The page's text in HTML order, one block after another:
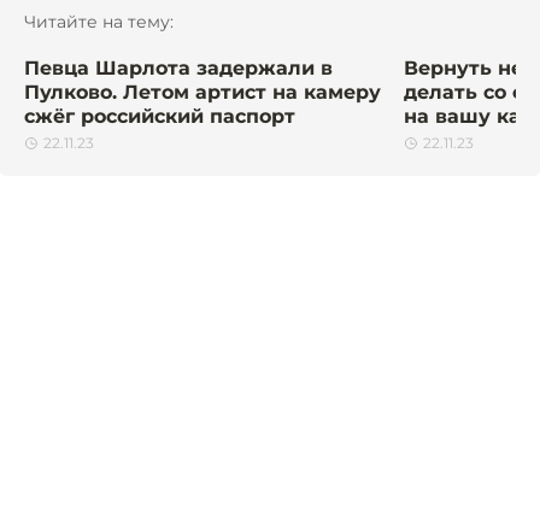
Читайте на тему:
Певца Шарлота задержали в
Пулково. Летом артист на камеру
сжёг российский паспорт
22.11.23
Вернуть
делать со
на вашу
22.11.23